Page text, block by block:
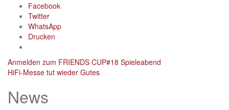
Facebook
Twitter
WhatsApp
Drucken
Post
navigation
Anmelden zum FRIENDS CUP#18 Spieleabend
HiFi-Messe tut wieder Gutes
News